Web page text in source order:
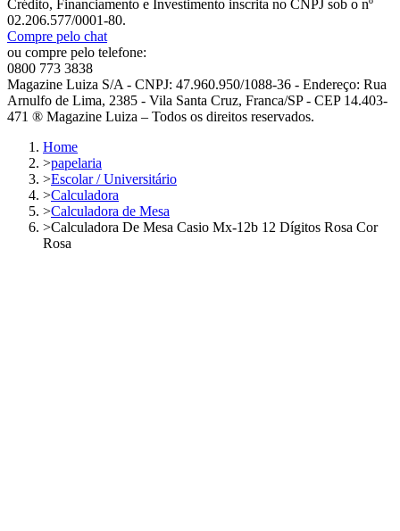
Crédito, Financiamento e Investimento inscrita no CNPJ sob o nº
02.206.577/0001-80.
Compre pelo chat
ou compre pelo telefone:
0800 773 3838
Magazine Luiza S/A - CNPJ: 47.960.950/1088-36 - Endereço: Rua
Arnulfo de Lima, 2385 - Vila Santa Cruz, Franca/SP - CEP 14.403-
471 ® Magazine Luiza – Todos os direitos reservados.
Home
>papelaria
>Escolar / Universitário
>Calculadora
>Calculadora de Mesa
>Calculadora De Mesa Casio Mx-12b 12 Dígitos Rosa Cor
Rosa